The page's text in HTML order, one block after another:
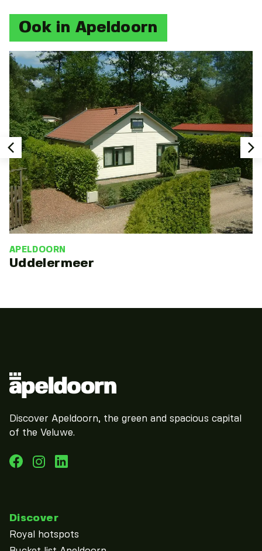
Ook in Apeldoorn
APELDOORN
Uddelermeer
Discover Apeldoorn, the green and spacious capital
of the Veluwe.
Discover
Royal hotspots